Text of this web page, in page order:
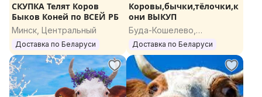
СКУПКА Телят Коров
Быков Коней по ВСЕЙ РБ
Минск, Центральный
Доставка по Беларуси
Коровы,бычки,тёлочки,к
они ВЫКУП
Буда-Кошелево,
Гомельская область
Доставка по Беларуси